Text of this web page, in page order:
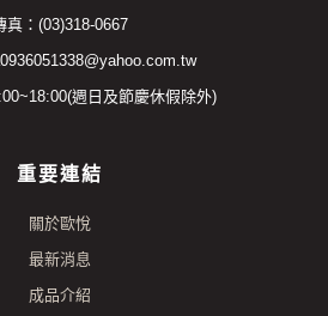
真：(03)318-0667
週日及節慶休假除外)
重要連結
關於歐悅
最新消息
成品介紹